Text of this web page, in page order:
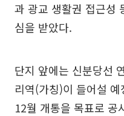
과 광교 생활권 접근성
심을 받았다.
단지 앞에는 신분당선
리역(가칭)이 들어설
12월 개통을 목표로 공